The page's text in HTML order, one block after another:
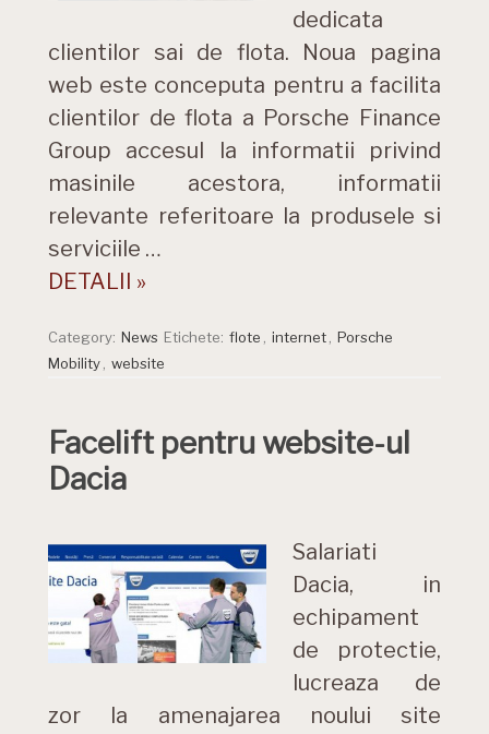
dedicata
clientilor sai de flota. Noua pagina
web este conceputa pentru a facilita
clientilor de flota a Porsche Finance
Group accesul la informatii privind
masinile acestora, informatii
relevante referitoare la produsele si
serviciile …
DETALII »
Category: News Etichete: flote internet
Porsche
Mobility
website
Facelift pentru website-ul
Dacia
Salariati
Dacia, in
echipament
de protectie,
lucreaza de
zor la amenajarea noului site